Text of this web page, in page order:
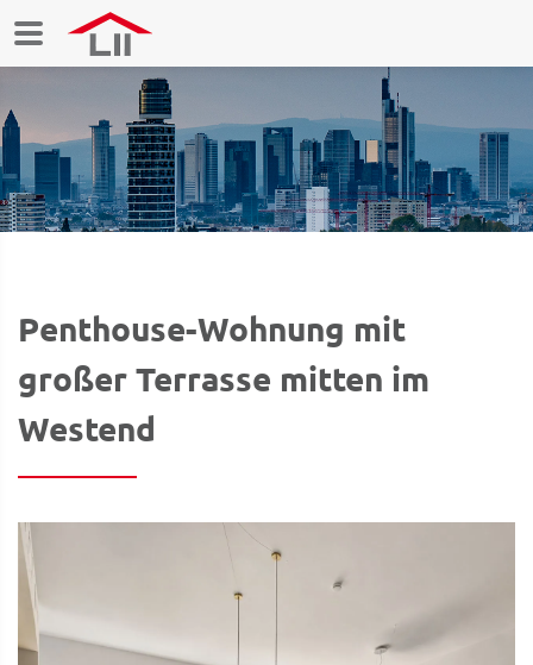
Penthouse-Wohnung mit
großer Terrasse mitten im
Westend